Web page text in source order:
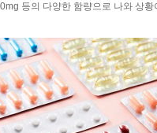
등의 다양한 함량으로 나와 상